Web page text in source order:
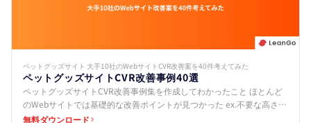
ペットグッズサイト 大手10社のWebサイトCVR改善案を40件考えてみた
ペットグッズサイトCVR改善事例40選
ペットグッズサイトCVR改善事例集を作成してわかったこと ほとんど
のWebサイトでは基礎的な改善ポイントが見つかった ex.不要な高さを
取っている、CTAボタンを設置していないなど…
無料ダウンロード